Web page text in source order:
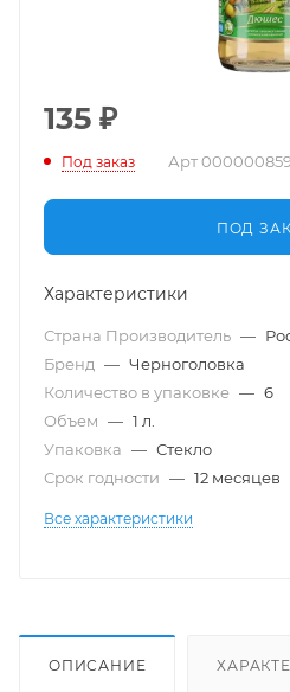
135 ₽
Под заказ Арт000000859
ПОД
Характеристики
Страна Производитель —
Бренд — Черноголовка
Количество в упаковке — 6
Объем — 1 л.
Упаковка — Стекло
Срок годности — 12 месяцев
Все характеристики
ОПИСАНИЕ